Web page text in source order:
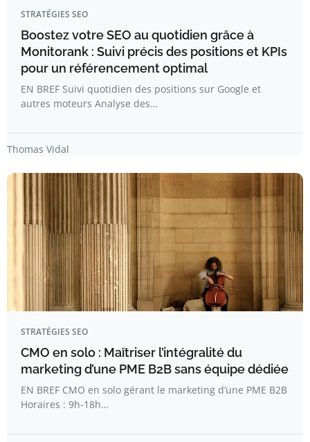
STRATÉGIES SEO
Boostez votre SEO au quotidien grâce à
Monitorank : Suivi précis des positions et KPIs
pour un référencement optimal
EN BREF Suivi quotidien des positions sur Google et
autres moteurs Analyse des…
Thomas Vidal
STRATÉGIES SEO
CMO en solo : Maîtriser l’intégralité du
marketing d’une PME B2B sans équipe dédiée
EN BREF CMO en solo gérant le marketing d’une PME B2B
Horaires : 9h-18h…